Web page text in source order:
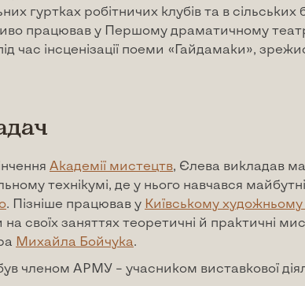
гуртках робітничих клубів та в
працював у Першому драматичному
час інсценізації поеми «Гайдамаки»,
Академії мистецтв, Єлева викладав
технікумі, де у нього навчався
. Пізніше працював у Київському художньому
на своїх заняттях теоретичні й практичні
Михайла Бойчука.
членом АРМУ – учасником виставкової